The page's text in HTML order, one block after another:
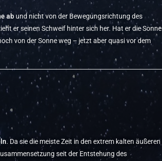
ab und nicht von der Bewegungsrichtung des
er seinen Schweif hinter sich her. Hat er die Sonne
von der Sonne weg – jetzt aber quasi vor dem
. Da sie die meiste Zeit in den extrem kalten äußeren
seit der Entstehung des